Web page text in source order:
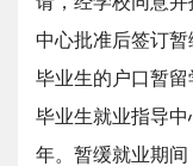
中心批准后签订暂
毕业生的户口暂
毕业生就业指导
年。暂缓就业期间